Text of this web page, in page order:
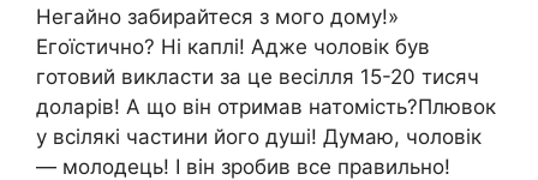
Негайно забирайтеся з мого дому!»
Егоїстично? Ні каплі! Адже чоловік був
готовий викласти за це весілля 15-20 тисяч
доларів! А що він отримав натомість?Плювок
у всілякі частини його душі! Думаю, чоловік
— молодець! І він зробив все правильно!